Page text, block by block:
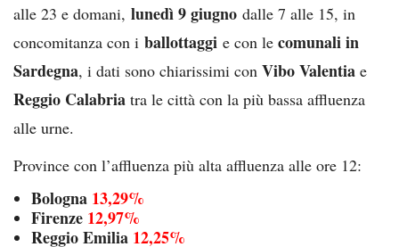
alle 23 e domani, lunedì 9 giugno dalle 7 alle 15, in
concomitanza con i ballottaggi e con le comunali in
Sardegna, i dati sono chiarissimi con Vibo Valentia e
Reggio Calabria tra le città con la più bassa affluenza
alle urne.
Province con l’affluenza più alta affluenza alle ore 12:
Bologna 13,29%
Firenze 12,97%
Reggio Emilia 12,25%